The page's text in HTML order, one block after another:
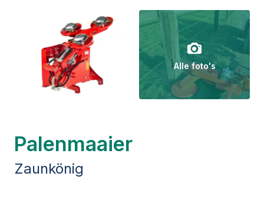
Alle foto's
Palenmaaier
Zaunkönig